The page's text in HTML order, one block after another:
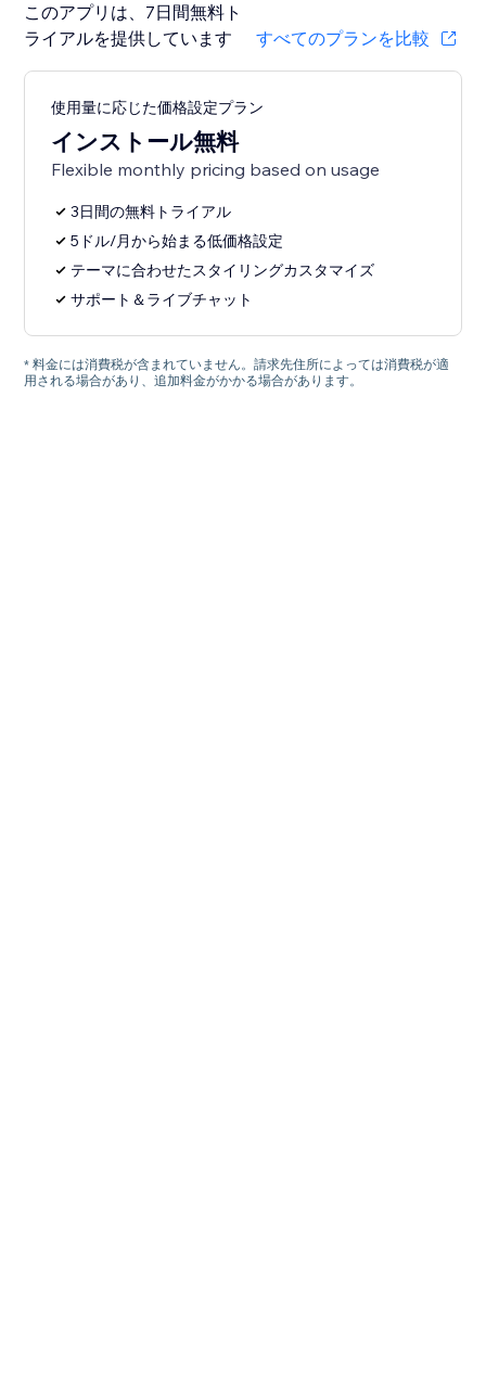
このアプリは、7日間無料ト
ライアルを提供しています
すべてのプランを比較
使用量に応じた価格設定プラン
インストール無料
Flexible monthly pricing based on usage
3日間の無料トライアル
5ドル/月から始まる低価格設定
テーマに合わせたスタイリングカスタマイズ
サポート＆ライブチャット
* 料金には消費税が含まれていません。請求先住所によっては消費税が適
用される場合があり、追加料金がかかる場合があります。